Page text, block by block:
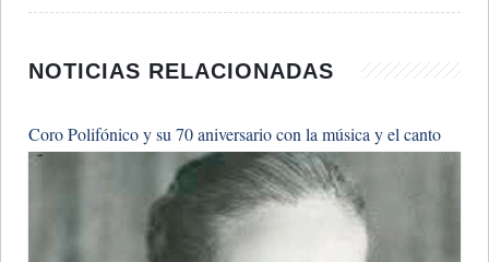
NOTICIAS RELACIONADAS
Coro Polifónico y su 70 aniversario con la música y el canto